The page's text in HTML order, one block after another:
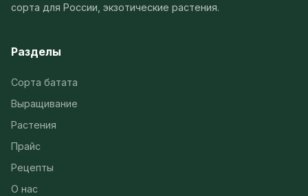
сорта для России, экзотические растения.
Разделы
Сорта батата
Выращивание
Растения
Прайс
Рецепты
О нас